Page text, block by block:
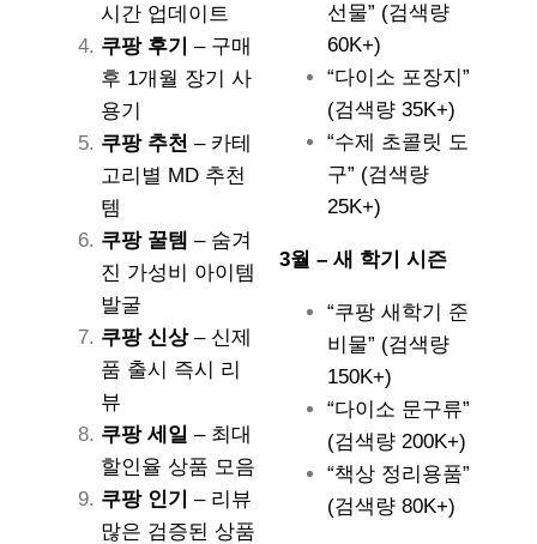
시간 업데이트
쿠팡 후기
– 구매
후 1개월 장기 사
용기
쿠팡 추천 – 카테
고리별 MD 추천
템
쿠팡 꿀템 – 숨겨
진 가성비 아이템
발굴
쿠팡 신상– 신제
품 출시 즉시 리
뷰
쿠팡 세일 – 최대
할인율 상품 모음
쿠팡 인기
– 리뷰
많은 검증된 상품
선물” (검색량
60K+)
“다이소 포장지”
(검색량 35K+)
“수제 초콜릿 도
구” (검색량
25K+)
3월 – 새 학기 시즌
“쿠팡 새학기 준
비물” (검색량
150K+)
“다이소 문구류”
(검색량 200K+)
“책상 정리용품”
(검색량 80K+)